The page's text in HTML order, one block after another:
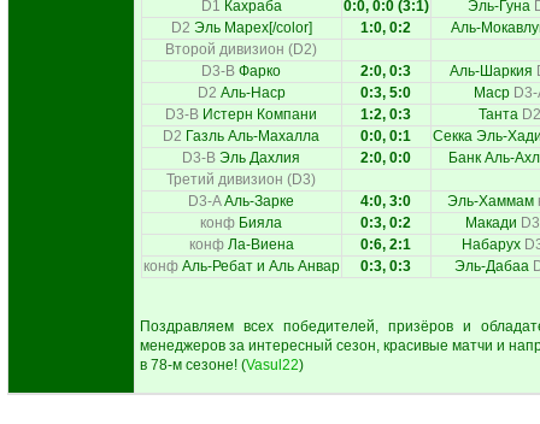
D1 Кахраба 0:0, 0:0 (3:1) Эль-Гуна
D2 Эль Марех[/color] 1:0, 0:2
Аль-
Второй дивизион (D2)
D3-B Фарко 2:0, 0:3 Аль-Шаркия
D2 Аль-Наср 0:3, 5:0 Маср
D3-B Истерн Компани 1:2, 0:3 Танта D2
D2 Газль Аль-Махалла 0:0, 0:1
Секка Эль-
D3-B Эль Дахлия 2:0, 0:0
Банк Аль-
Третий дивизион (D3)
D3-AАль-Зарке 4:0, 3:0 Эль-Хаммам
конф Бияла 0:3, 0:2 Макади
конфЛа-Виена 0:6, 2:1 Набарух
конфАль-Ребат и Аль Анвар 0:3, 0:3 Эль-Дабаа
Поздравляем всех победителей, призёров и
менеджеров за интересный сезон, красивые матчи и
в 78-м сезоне! (Vasul22)